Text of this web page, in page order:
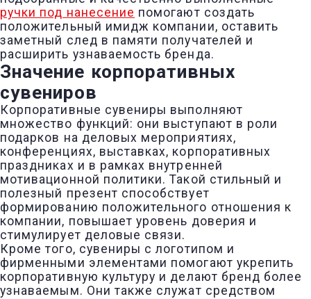
ручки под нанесение помогают создать
положительный имидж компании, оставить
заметный след в памяти получателей и
расширить узнаваемость бренда.
Значение корпоративных
сувениров
Корпоративные сувениры выполняют
множество функций: они выступают в роли
подарков на деловых мероприятиях,
конференциях, выставках, корпоративных
праздниках и в рамках внутренней
мотивационной политики. Такой стильный и
полезный презент способствует
формированию положительного отношения к
компании, повышает уровень доверия и
стимулирует деловые связи.
Кроме того, сувениры с логотипом и
фирменными элементами помогают укрепить
корпоративную культуру и делают бренд более
узнаваемым. Они также служат средством